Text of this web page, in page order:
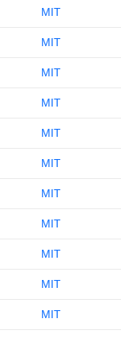
MIT
MIT
MIT
MIT
MIT
MIT
MIT
MIT
MIT
MIT
MIT